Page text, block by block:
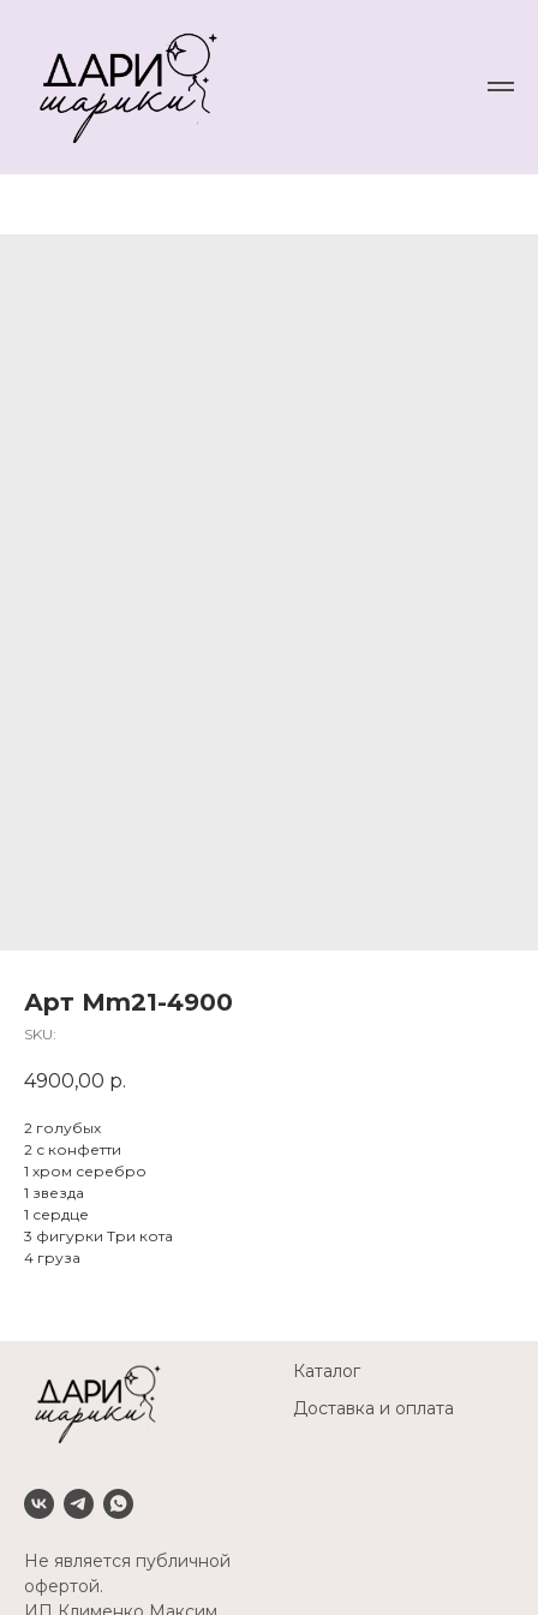
Арт Mm21-4900
SKU:
4900,00 р.
2 голубых
2 с конфетти
1 хром серебро
1 звезда
1 сердце
3 фигурки Три кота
4 груза
Не является публичной
офертой.
Каталог
Доставка и оплата